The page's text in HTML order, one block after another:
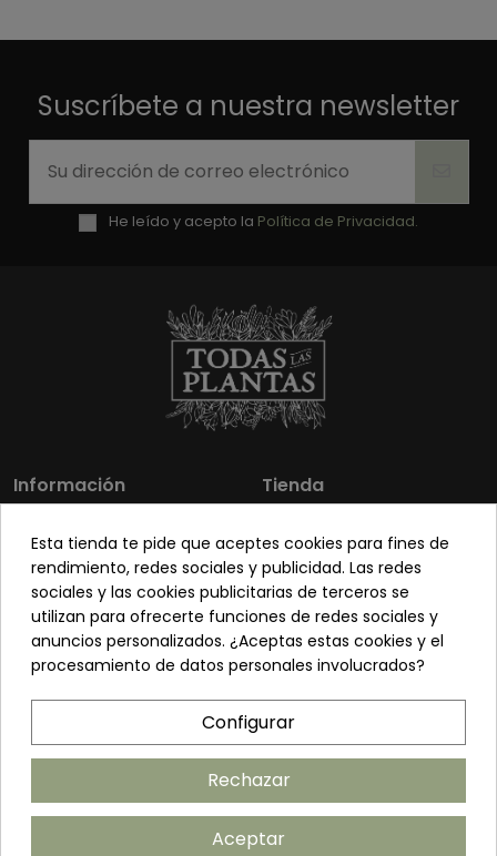
Suscríbete a nuestra newsletter
He leído y acepto la Política de Privacidad.
Información
Los más vendidos
Sobre nosotros
Pon tu planta guapa
Preguntas frecuentes
Tienda
Mi cuenta
Contacto
Envíos y Devoluciones
Venta a profesionales
Términos y condiciones
Política de cookies
Esta tienda te pide que aceptes cookies para fines de
rendimiento, redes sociales y publicidad. Las redes
sociales y las cookies publicitarias de terceros se
utilizan para ofrecerte funciones de redes sociales y
anuncios personalizados. ¿Aceptas estas cookies y el
procesamiento de datos personales involucrados?
Configurar
Rechazar
Aceptar